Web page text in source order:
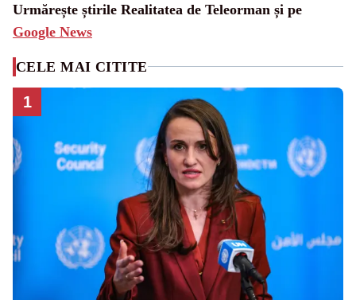
Urmărește știrile Realitatea de Teleorman și pe
Google News
CELE MAI CITITE
1